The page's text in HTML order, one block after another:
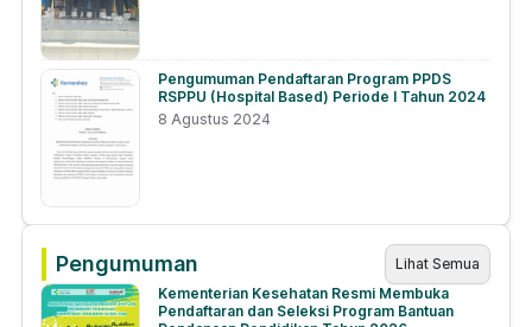
Pengumuman Pendaftaran Program PPDS
RSPPU (Hospital Based) Periode I Tahun 2024
8 Agustus 2024
Pengumuman
Lihat Semua
Kementerian Kesehatan Resmi Membuka
Pendaftaran dan Seleksi Program Bantuan